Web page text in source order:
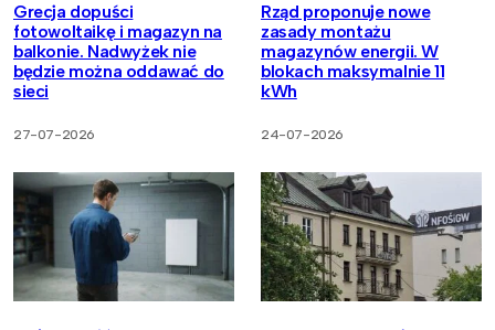
Grecja dopuści
fotowoltaikę i magazyn na
balkonie. Nadwyżek nie
będzie można oddawać do
sieci
27-07-2026
Rząd proponuje nowe
zasady montażu
magazynów energii. W
blokach maksymalnie 11
kWh
24-07-2026